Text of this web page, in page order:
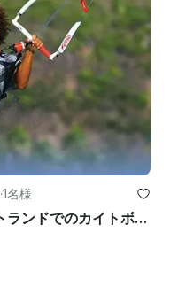
·1名様
デンマーク、ブロンビー・ストランドでのカイトボーディング